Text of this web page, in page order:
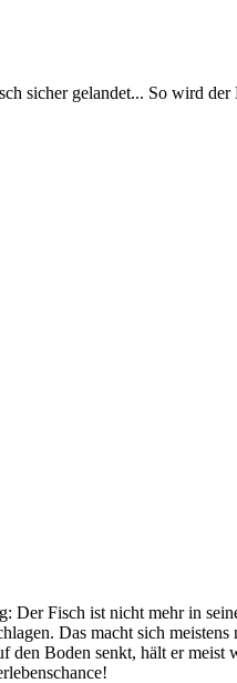
sicher gelandet... So wird der
Fisch ist nicht mehr in
Das macht sich meistens
Boden senkt, hält er meist